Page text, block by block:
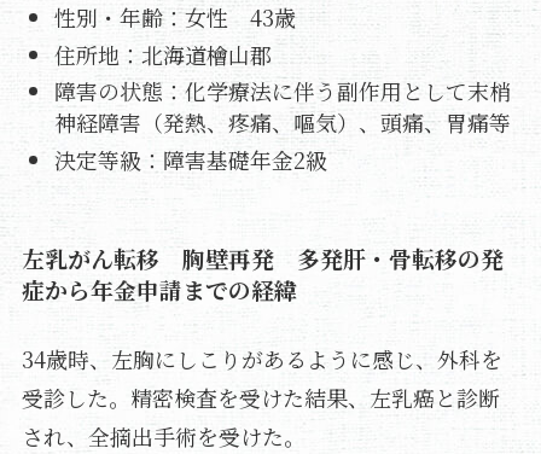
性別・年齢：女性 43歳
住所地：北海道檜山郡
障害の状態：化学療法に伴う副作用として末梢
神経障害（発熱、疼痛、嘔気）、頭痛、胃痛等
決定等級：障害基礎年金2級
左乳がん転移 胸壁再発 多発肝・骨転移の発
症から年金申請までの経緯
34歳時、左胸にしこりがあるように感じ、外科を
受診した。精密検査を受けた結果、左乳癌と診断
され、全摘出手術を受けた。